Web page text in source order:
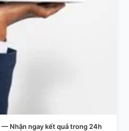
Nhận ngay kết quả trong 24h